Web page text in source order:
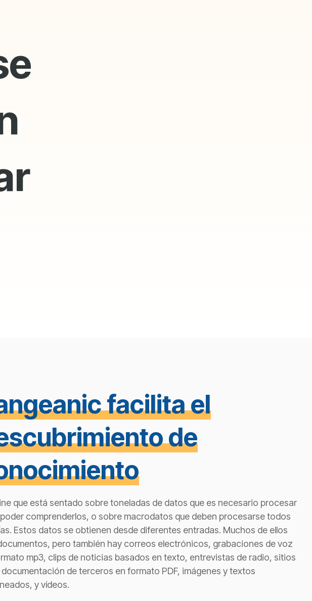
facilita el
de
que está sentado sobre toneladas de datos que es necesario procesar
comprenderlos, o sobre macrodatos que deben procesarse todos
Estos datos se obtienen desde diferentes entradas. Muchos de ellos
pero también hay correos electrónicos, grabaciones de voz
mp3, clips de noticias basados en texto, entrevistas de radio, sitios
de terceros en formato PDF, imágenes y textos
y vídeos.